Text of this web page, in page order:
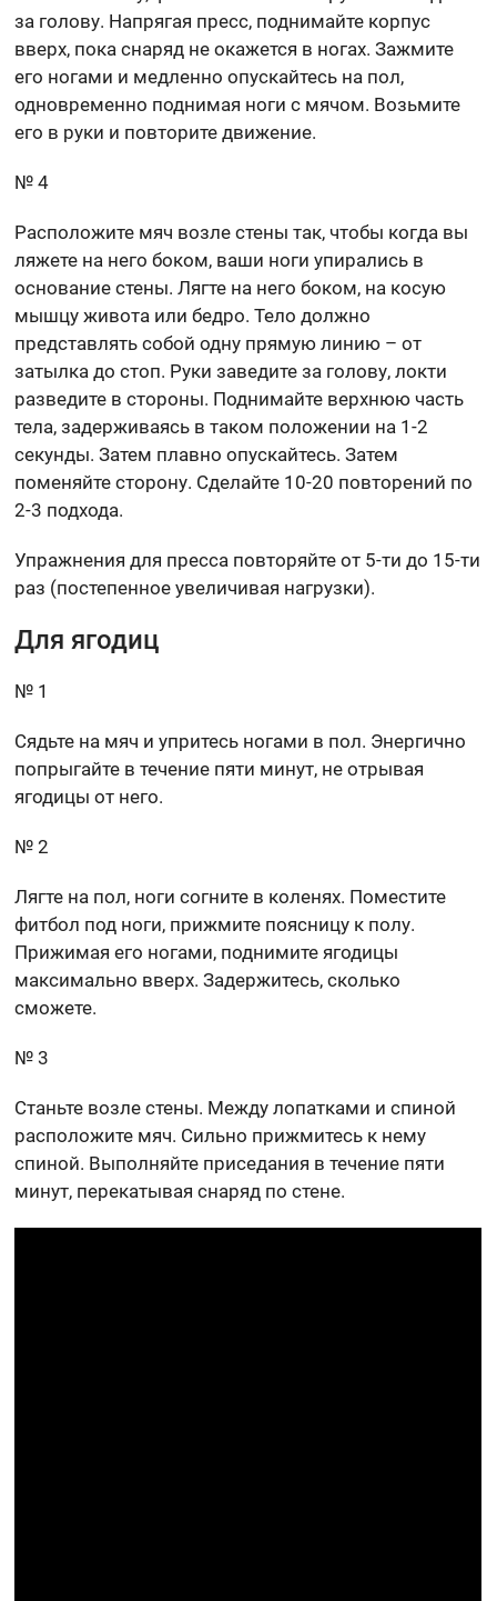
за голову. Напрягая пресс, поднимайте корпус
вверх, пока снаряд не окажется в ногах. Зажмите
его ногами и медленно опускайтесь на пол,
одновременно поднимая ноги с мячом. Возьмите
его в руки и повторите движение.
№ 4
Расположите мяч возле стены так, чтобы когда вы
ляжете на него боком, ваши ноги упирались в
основание стены. Лягте на него боком, на косую
мышцу живота или бедро. Тело должно
представлять собой одну прямую линию – от
затылка до стоп. Руки заведите за голову, локти
разведите в стороны. Поднимайте верхнюю часть
тела, задерживаясь в таком положении на 1-2
секунды. Затем плавно опускайтесь. Затем
поменяйте сторону. Сделайте 10-20 повторений по
2-3 подхода.
Упражнения для пресса повторяйте от 5-ти до 15-ти
раз (постепенное увеличивая нагрузки).
Для ягодиц
№ 1
Сядьте на мяч и упритесь ногами в пол. Энергично
попрыгайте в течение пяти минут, не отрывая
ягодицы от него.
№ 2
Лягте на пол, ноги согните в коленях. Поместите
фитбол под ноги, прижмите поясницу к полу.
Прижимая его ногами, поднимите ягодицы
максимально вверх. Задержитесь, сколько
сможете.
№ 3
Станьте возле стены. Между лопатками и спиной
расположите мяч. Сильно прижмитесь к нему
спиной. Выполняйте приседания в течение пяти
минут, перекатывая снаряд по стене.